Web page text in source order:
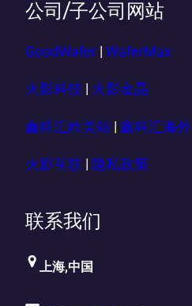
公司/子公司网站
GoodWafer | WaferMax
火影科技 火影金晶
鑫科汇欧美站 | 鑫科汇海外
火影互联 隐私政策
联系我们
上海,中国